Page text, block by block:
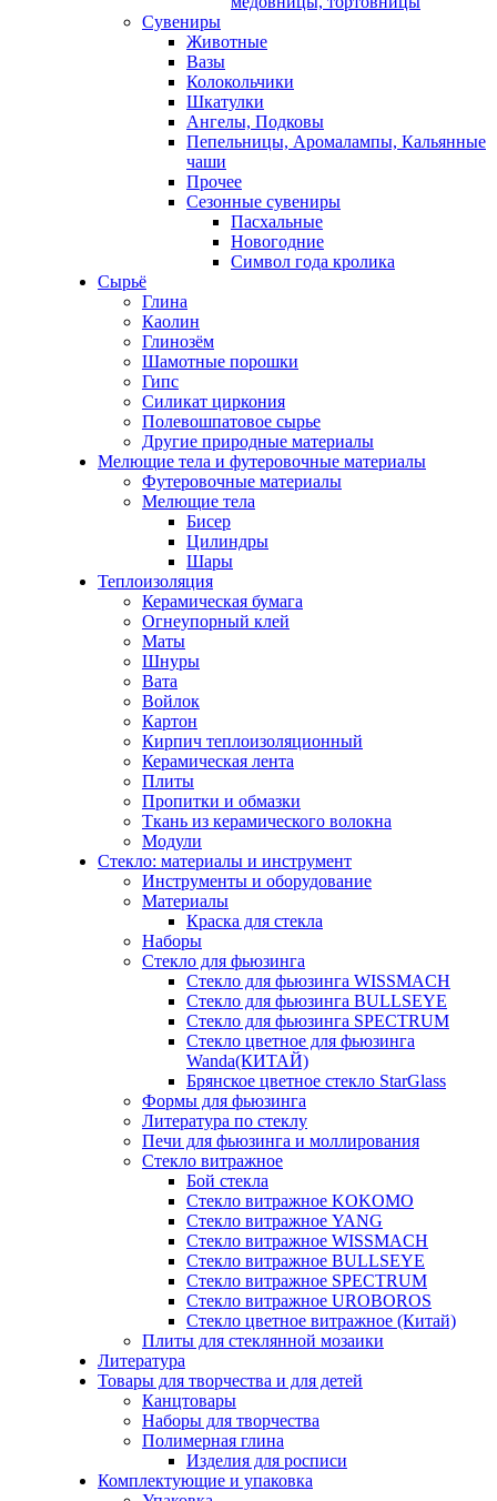
Сувениры
Животные
Вазы
Колокольчики
Шкатулки
Ангелы, Подковы
Пепельницы, Аромалампы, Кальянные
чаши
Прочее
Сезонные сувениры
Пасхальные
Новогодние
Символ года кролика
Сырьё
Глина
Каолин
Глинозём
Шамотные порошки
Гипс
Силикат циркония
Полевошпатовое сырье
Другие природные материалы
Мелющие тела и футеровочные материалы
Футеровочные материалы
Мелющие тела
Бисер
Цилиндры
Шары
Теплоизоляция
Керамическая бумага
Огнеупорный клей
Маты
Шнуры
Вата
Войлок
Картон
Кирпич теплоизоляционный
Керамическая лента
Плиты
Пропитки и обмазки
Ткань из керамического волокна
Модули
Стекло: материалы и инструмент
Инструменты и оборудование
Материалы
Краска для стекла
Наборы
Стекло для фьюзинга
Стекло для фьюзинга WISSMACH
Стекло для фьюзинга BULLSEYE
Стекло для фьюзинга SPECTRUM
Стекло цветное для фьюзинга
Wanda(КИТАЙ)
Брянское цветное стекло StarGlass
Формы для фьюзинга
Литература по стеклу
Печи для фьюзинга и моллирования
Стекло витражное
Бой стекла
Стекло витражное KOKOMO
Стекло витражное YANG
Стекло витражное WISSMACH
Стекло витражное BULLSEYE
Стекло витражное SPECTRUM
Стекло витражное UROBOROS
Стекло цветное витражное (Китай)
Плиты для стеклянной мозаики
Литература
Товары для творчества и для детей
Канцтовары
Наборы для творчества
Полимерная глина
Изделия для росписи
Комплектующие и упаковка